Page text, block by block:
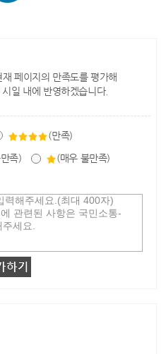
페이지의 만족도를 평가해
일 내에 반영하겠습니다.
(만족)
족) (매우 불만족)